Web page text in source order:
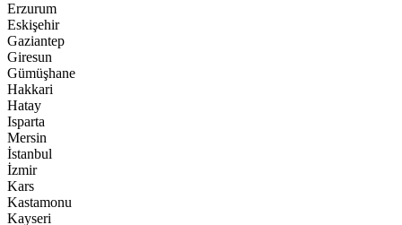
Erzurum
Eskişehir
Gaziantep
Giresun
Gümüşhane
Hakkari
Hatay
Isparta
Mersin
İstanbul
İzmir
Kars
Kastamonu
Kayseri